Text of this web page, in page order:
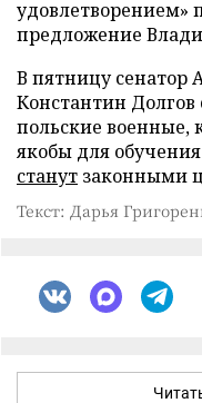
удовлетворением»
предложение
В пятницу
Константин Долгов
польские военные,
якобы для
станут законными
Текст: Дарья